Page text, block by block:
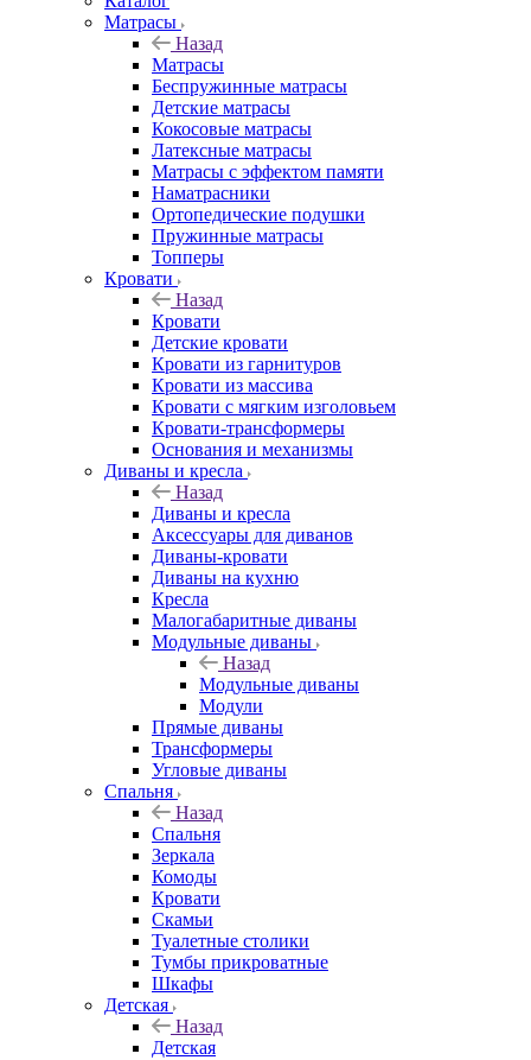
Матрасы
Назад
Матрасы
Беспружинные матрасы
Детские матрасы
Кокосовые матрасы
Латексные матрасы
Матрасы с эффектом памяти
Наматрасники
Ортопедические подушки
Пружинные матрасы
Топперы
Кровати
Назад
Кровати
Детские кровати
Кровати из гарнитуров
Кровати из массива
Кровати с мягким изголовьем
Кровати-трансформеры
Основания и механизмы
Диваны и кресла
Назад
Диваны и кресла
Аксессуары для диванов
Диваны-кровати
Диваны на кухню
Кресла
Малогабаритные диваны
Модульные диваны
Назад
Модульные диваны
Модули
Прямые диваны
Трансформеры
Угловые диваны
Спальня
Назад
Спальня
Зеркала
Комоды
Кровати
Скамьи
Туалетные столики
Тумбы прикроватные
Шкафы
Детская
Назад
Детская